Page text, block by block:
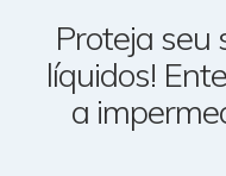
Proteja seu
líquidos!
a